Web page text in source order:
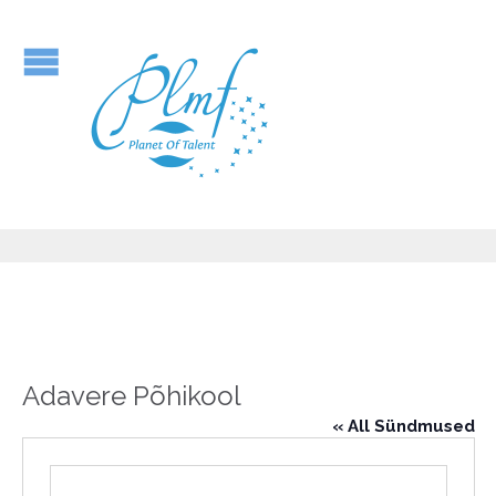
Adavere Põhikool
« All Sündmused